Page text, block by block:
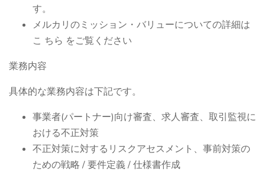
す。
メルカリのミッション・バリューについての詳細は
こ ちら をご覧ください
業務内容
具体的な業務内容は下記です。
事業者(パートナー)向け審査、求人審査、取引監視に
おける不正対策
不正対策に対するリスクアセスメント、事前対策の
ための戦略 / 要件定義 / 仕様書作成